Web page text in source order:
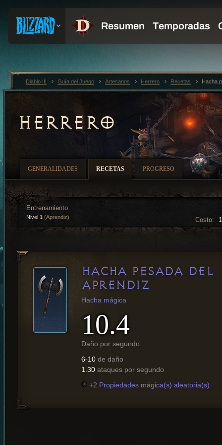
HERRERO
GENERALIDADES RECETAS PROGRESO
Costo:
Entrenamiento
Nivel 1 (Aprendiz)
HACHA PESADA DEL
APRENDIZ
Hacha mágica
10.4
Daño por segundo
6-10 de daño
1.30 ataques por segundo
+2 Propiedades mágica(s) aleatoria(s)
Diablo III Guía del Juego Artesanos Herrero Recetas Hacha